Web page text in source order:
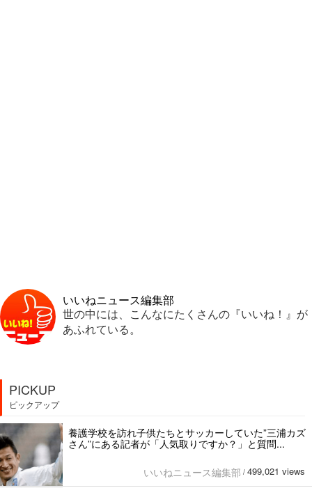
いいねニュース編集部
世の中には、こんなにたくさんの『いいね！』が
あふれている。
PICKUP
ピックアップ
養護学校を訪れ子供たちとサッカーしていた”三浦カズ
さん”にある記者が「人気取りですか？」と質問...
いいねニュース編集部 / 499,021 views